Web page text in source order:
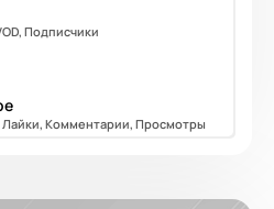
Подписчики
Комментарии, Просмотры